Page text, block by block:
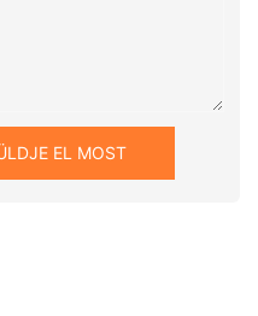
EL MOST